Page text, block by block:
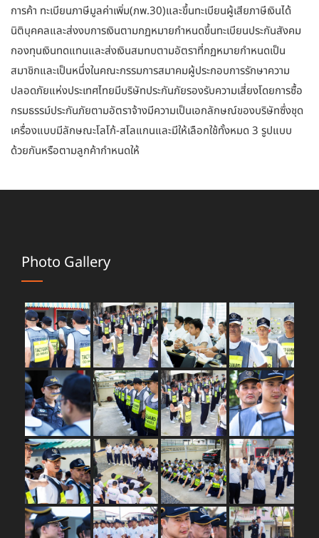
การค้า ทะเบียนภาษีมูลค่าเพิ่ม(ภพ.30)และขึ้นทะเบียนผู้เสียภาษีเงินได้
นิติบุคคลและส่งงบการเงินตามกฏหมายกำหนดขึ้นทะเบียนประกันสังคม
กองทุนเงินทดแทนและส่งเงินสมทบตามอัตราที่กฏหมายกำหนดเป็น
สมาชิกและเป็นหนึ่งในคณะกรรมการสมาคมผู้ประกอบการรักษาความ
ปลอดภัยแห่งประเทศไทยมีบริษัทประกันภัยรองรับความเสี่ยงโดยการซื้อ
กรมธรรม์ประกันภัยตามอัตราจ้างมีความเป็นเอกลักษณ์ของบริษัทซึ่งชุด
เครื่องแบบมีลักษณะโลโก้-สโลแกนและมีให้เลือกใช้ทั้งหมด 3 รูปแบบ
ด้วยกันหรือตามลูกค้ากำหนดให้
Photo Gallery